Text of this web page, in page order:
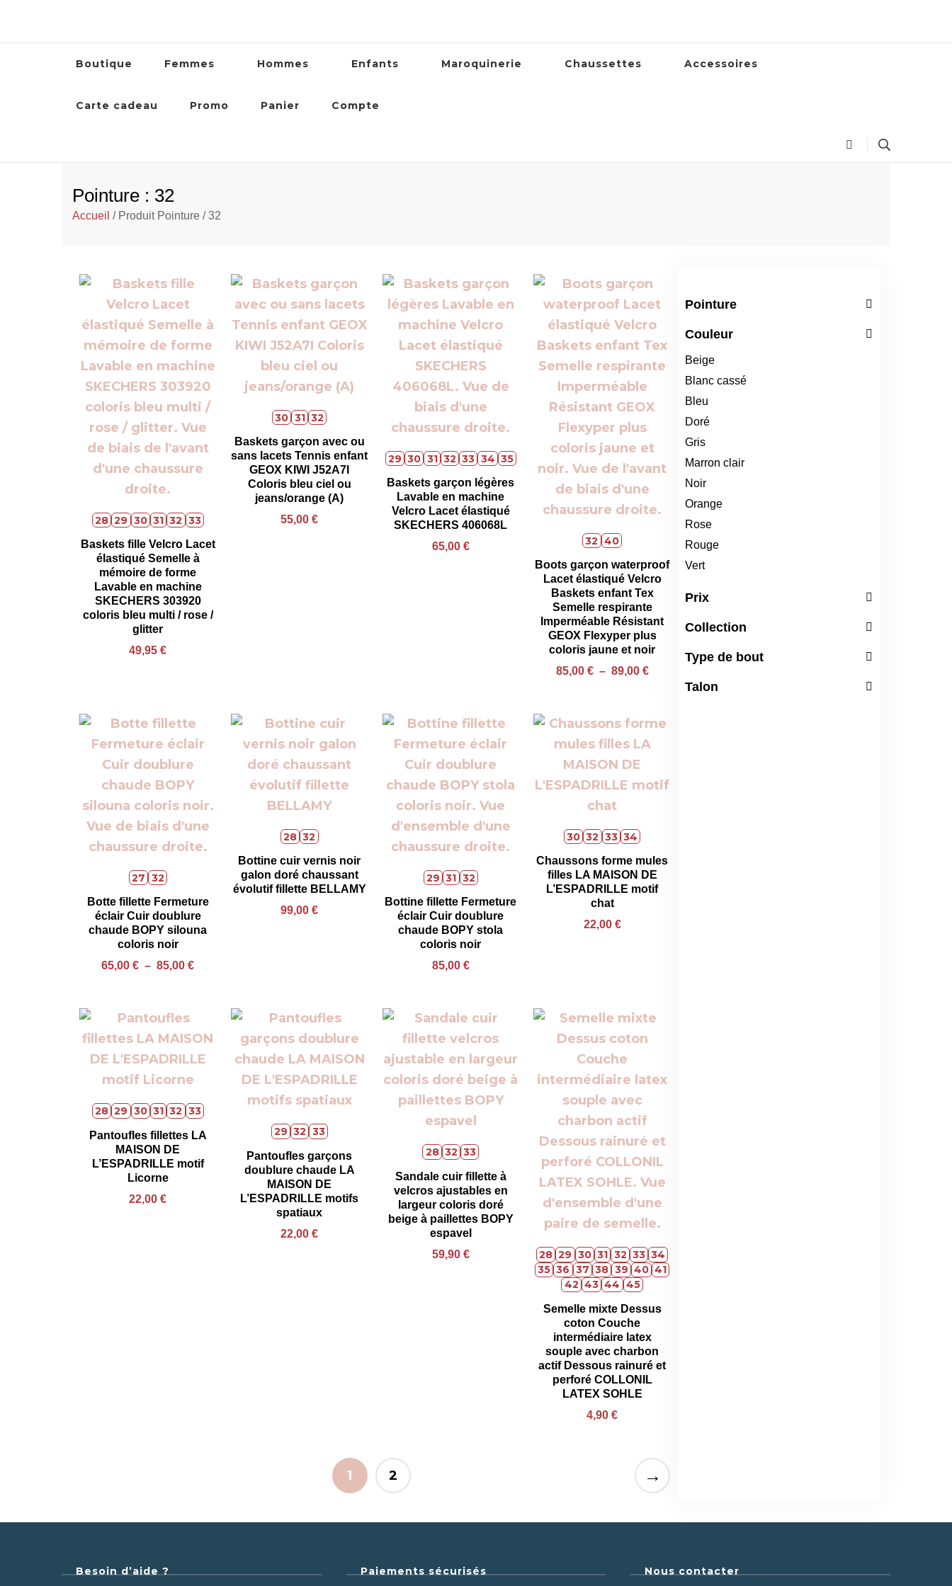
Boutique Femmes Hommes Enfants Maroquinerie Chaussettes Accessoires
Carte cadeau Promo Panier Compte
Pointure : 32
Accueil / Produit Pointure / 32
28 29 30 31 32 33
Baskets fille Velcro Lacet
élastiqué Semelle à
mémoire de forme
Lavable en machine
SKECHERS 303920
coloris bleu multi / rose /
glitter
49,95€
30 31 32
Baskets garçon avec ou
sans lacets Tennis enfant
GEOX KIWI J52A7I
Coloris bleu ciel ou
jeans/orange (A)
55,00€
29 30 31 32 33 34 35
Baskets garçon légères
Lavable en machine
Velcro Lacet élastiqué
SKECHERS 406068L
65,00 € 32 40
Boots garçon waterproof
Lacet élastiqué Velcro
Baskets enfant Tex
Semelle respirante
Imperméable Résistant
GEOX Flexyper plus
coloris jaune et noir
85,00 € – 89,00 €
27 32
Botte fillette Fermeture
éclair Cuir doublure
chaude BOPY silouna
coloris noir
65,00€ – 85,00€
28 32
Bottine cuir vernis noir
galon doré chaussant
évolutif fillette BELLAMY
99,00€
29 31 32
Bottine fillette Fermeture
éclair Cuir doublure
chaude BOPY stola
coloris noir
85,00 €
30 32 33 34
Chaussons forme mules
filles LA MAISON DE
L’ESPADRILLE motif
chat
22,00 €
28 29 30 31 32 33
Pantoufles fillettes LA
MAISON DE
L’ESPADRILLE motif
Licorne
22,00€
29 32 33
Pantoufles garçons
doublure chaude LA
MAISON DE
L’ESPADRILLE motifs
spatiaux
22,00€
28 32 33
Sandale cuir fillette à
velcros ajustables en
largeur coloris doré
beige à paillettes BOPY
espavel
59,90 € 28 29 30 31 32 33 34
35 36 37 38 39 40 41
42 43 44 45
Semelle mixte Dessus
coton Couche
intermédiaire latex
souple avec charbon
actif Dessous rainuré et
perforé COLLONIL
LATEX SOHLE
4,90€
1 2 →
Pointure
Couleur
Beige
Blanc cassé
Bleu
Doré
Gris
Marron clair
Noir
Orange
Rose
Rouge
Vert
Prix
Collection
Type de bout
Talon
Besoin d’aide ? Paiements sécurisés Nous contacter